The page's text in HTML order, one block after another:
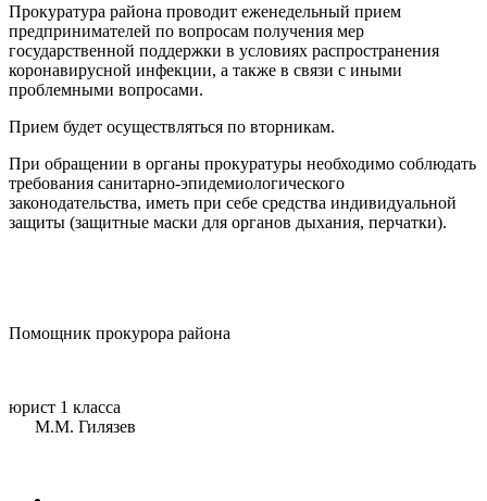
Прокуратура района проводит еженедельный прием
предпринимателей по вопросам получения мер
государственной поддержки в условиях распространения
коронавирусной инфекции, а также в связи с иными
проблемными вопросами.
Прием будет осуществляться по вторникам.
При обращении в органы прокуратуры необходимо соблюдать
требования санитарно-эпидемиологического
законодательства, иметь при себе средства индивидуальной
защиты (защитные маски для органов дыхания, перчатки).
Помощник прокурора района
юрист 1 класса
М.М. Гилязев